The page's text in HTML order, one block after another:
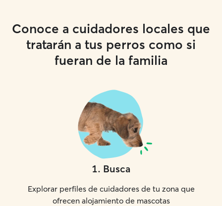
Conoce a cuidadores locales que
tratarán a tus perros como si
fueran de la familia
1. Busca
Explorar perfiles de cuidadores de tu zona que
ofrecen alojamiento de mascotas